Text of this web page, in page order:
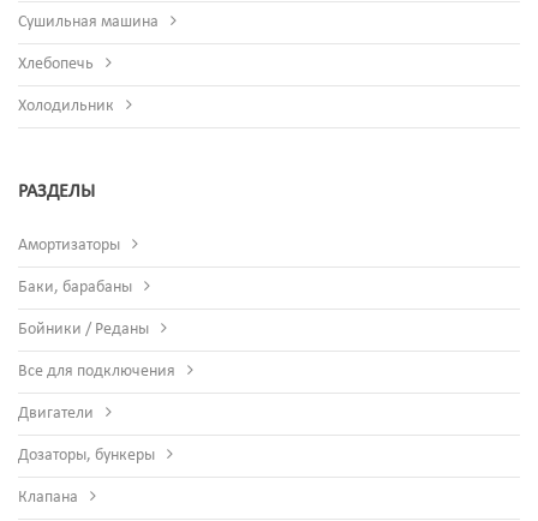
Сушильная машина
Хлебопечь
Холодильник
РАЗДЕЛЫ
Амортизаторы
Баки, барабаны
Бойники / Реданы
Все для подключения
Двигатели
Дозаторы, бункеры
Клапана